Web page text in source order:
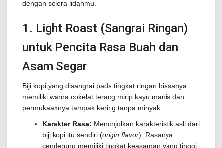
dengan selera lidahmu.
1. Light Roast (Sangrai Ringan)
untuk Pencita Rasa Buah dan
Asam Segar
Biji kopi yang disangrai pada tingkat ringan biasanya
memiliki warna cokelat terang mirip kayu manis dan
permukaannya tampak kering tanpa minyak.
Karakter Rasa: Menonjolkan karakteristik asli dari
biji kopi itu sendiri (origin flavor). Rasanya
cenderung memiliki tingkat keasaman yang tinggi